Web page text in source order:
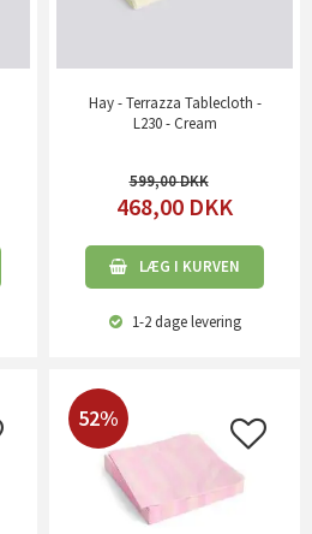
Hay - Terrazza Tablecloth -
L230 - Cream
599,00
468,00 DKK
LÆG I KURVEN
1-2 dagelevering
52%